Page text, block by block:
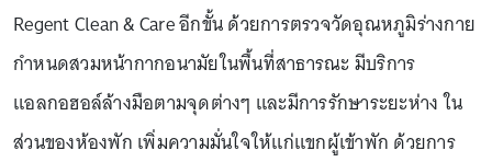
Regent Clean & Care อีกขั้น ด้วยการตรวจวัดอุณหภูมิร่างกาย
กำหนดสวมหน้ากากอนามัยในพื้นที่สาธารณะ มีบริการ
แอลกอฮอล์ล้างมือตามจุดต่างๆ และมีการรักษาระยะห่าง ใน
ส่วนของห้องพัก เพิ่มความมั่นใจให้แก่แขกผู้เข้าพัก ด้วยการ